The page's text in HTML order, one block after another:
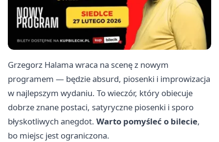
Grzegorz Halama wraca na scenę z nowym
programem — będzie absurd, piosenki i improwizacja
w najlepszym wydaniu. To wieczór, który obiecuje
dobrze znane postaci, satyryczne piosenki i sporo
błyskotliwych anegdot. Warto pomyśleć o bilecie,
bo miejsc jest ograniczona.